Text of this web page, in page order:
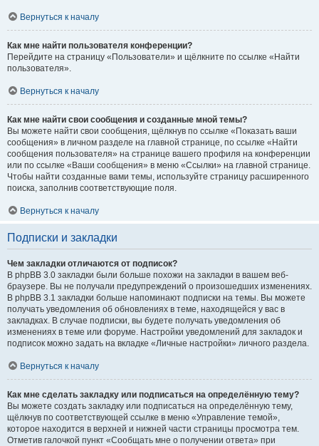
Вернуться к началу
Как мне найти пользователя конференции?
Перейдите на страницу «Пользователи» и щёлкните по ссылке «Найти
пользователя».
Вернуться к началу
Как мне найти свои сообщения и созданные мной темы?
Вы можете найти свои сообщения, щёлкнув по ссылке «Показать ваши
сообщения» в личном разделе на главной странице, по ссылке «Найти
сообщения пользователя» на странице вашего профиля на конференции
или по ссылке «Ваши сообщения» в меню «Ссылки» на главной странице.
Чтобы найти созданные вами темы, используйте страницу расширенного
поиска, заполнив соответствующие поля.
Вернуться к началу
Подписки и закладки
Чем закладки отличаются от подписок?
В phpBB 3.0 закладки были больше похожи на закладки в вашем веб-
браузере. Вы не получали предупреждений о произошедших изменениях.
В phpBB 3.1 закладки больше напоминают подписки на темы. Вы можете
получать уведомления об обновлениях в теме, находящейся у вас в
закладках. В случае подписки, вы будете получать уведомления об
изменениях в теме или форуме. Настройки уведомлений для закладок и
подписок можно задать на вкладке «Личные настройки» личного раздела.
Вернуться к началу
Как мне сделать закладку или подписаться на определённую тему?
Вы можете создать закладку или подписаться на определённую тему,
щёлкнув по соответствующей ссылке в меню «Управление темой»,
которое находится в верхней и нижней части страницы просмотра тем.
Отметив галочкой пункт «Сообщать мне о получении ответа» при